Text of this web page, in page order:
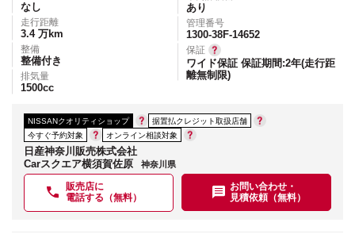
なし
走行距離
3.4 万km
整備
整備付き
排気量
1500cc
あり
管理番号
1300-38F-14652
保証
ワイド保証 保証期間:2年(走行距
離無制限)
NISSANクオリティショップ
据置払クレジット取扱店舗
今すぐ予約対象
オンライン相談対象
日産神奈川販売株式会社
Carスクエア横須賀佐原
神奈川県
販売店に
電話する（無料）
お問い合わせ・
見積依頼（無料）